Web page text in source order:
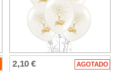
2,10 € AGOTADO